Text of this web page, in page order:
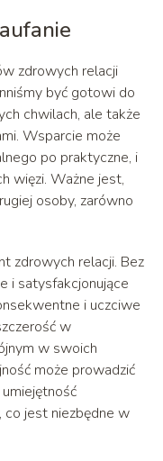
zdrowych relacji
być gotowi do
chwilach, ale także
Wsparcie może
po praktyczne, i
więzi. Ważne jest,
osoby, zarówno
zdrowych relacji. Bez
i satysfakcjonujące
i uczciwe
w
w swoich
może prowadzić
co jest niezbędne w